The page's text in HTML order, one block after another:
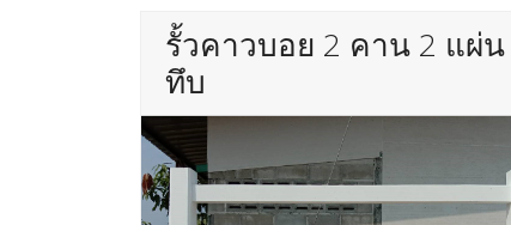
รั้วคาวบอย 2 คาน 2 แผ่น
ทึบ